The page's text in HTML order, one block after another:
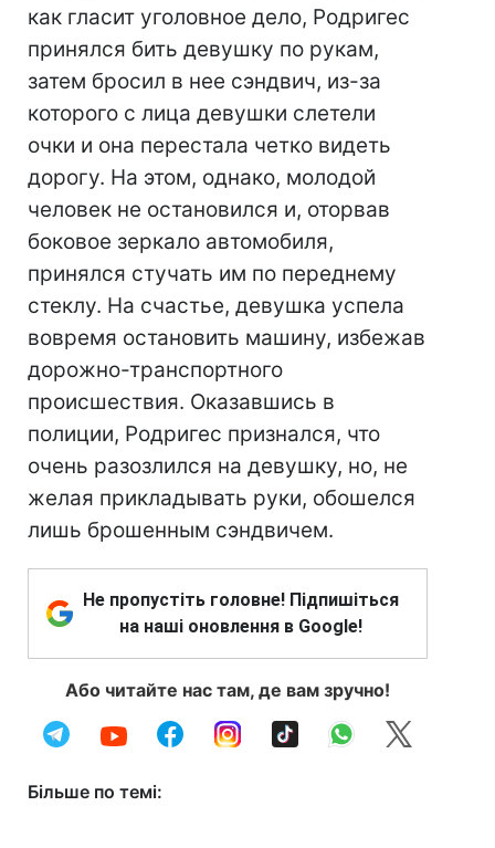
как гласит уголовное дело, Родригес
принялся бить девушку по рукам,
затем бросил в нее сэндвич, из-за
которого с лица девушки слетели
очки и она перестала четко видеть
дорогу. На этом, однако, молодой
человек не остановился и, оторвав
боковое зеркало автомобиля,
принялся стучать им по переднему
стеклу. На счастье, девушка успела
вовремя остановить машину, избежав
дорожно-транспортного
происшествия. Оказавшись в
полиции, Родригес признался, что
очень разозлился на девушку, но, не
желая прикладывать руки, обошелся
лишь брошенным сэндвичем.
Не пропустіть головне! Підпишіться
на наші оновлення в Google!
Або читайте нас там, де вам зручно!
Більше по темі: